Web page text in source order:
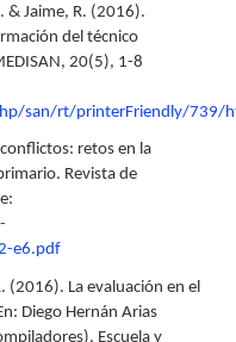
& Jaime, R. (2016).
del técnico
20(5), 1-8
san/rt/printerFriendly/739/
retos en la
Revista de
e6.pdf
(2016). La evaluación en el
Diego Hernán Arias
Escuela y